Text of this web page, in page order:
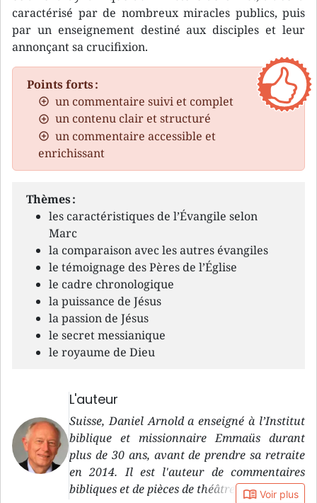
caractérisé par de nombreux miracles publics, puis
par un enseignement destiné aux disciples et leur
annonçant sa crucifixion.
Points forts :
un commentaire suivi et complet
un contenu clair et structuré
un commentaire accessible et
enrichissant
Thèmes :
les caractéristiques de l’Évangile selon
Marc
la comparaison avec les autres évangiles
le témoignage des Pères de l’Église
le cadre chronologique
la puissance de Jésus
la passion de Jésus
le secret messianique
le royaume de Dieu
L'auteur
Suisse, Daniel Arnold a enseigné à l’Institut
biblique et missionnaire Emmaüs durant
plus de 30 ans, avant de prendre sa retraite
en 2014. Il est l'auteur de commentaires
bibliques et de pièces de théâtre, notamment.
book_open Voir plus